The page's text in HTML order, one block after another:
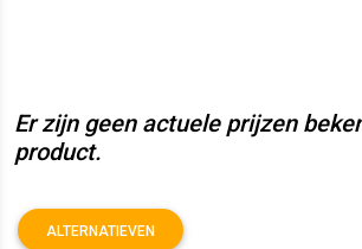
Er zijn geen actuele prijzen
product.
ALTERNATIEVEN